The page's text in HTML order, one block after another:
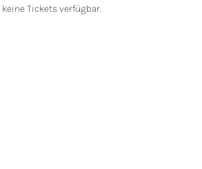
Tickets verfügbar.